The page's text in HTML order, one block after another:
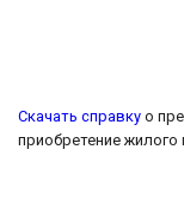
Скачать справку о
приобретение